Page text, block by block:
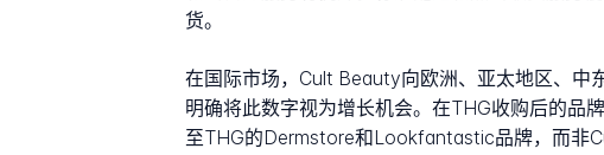
货。
在国际市场，Cult Beauty向欧洲、亚太地区、中
明确将此数字视为增长机会。在THG收购后的品
至THG的Dermstore和Lookfantastic品牌，而非